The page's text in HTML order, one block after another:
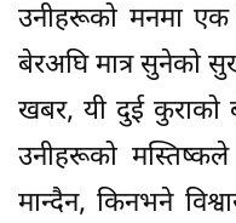
उनीहरूको मनमा एक
बेरअघि मात्र सुनेको
खबर, यी दुई कुराको
उनीहरूको मस्तिष्कले
मान्दैन, किनभने